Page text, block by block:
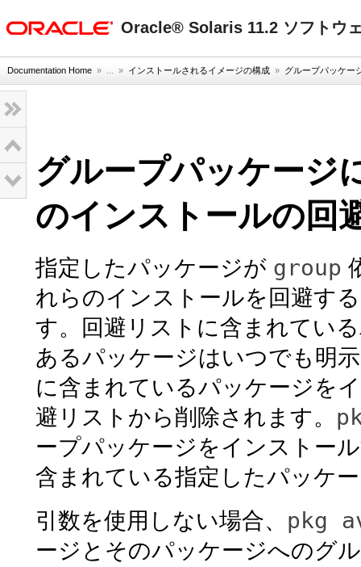
Oracle® Solaris 11.2 ソフトウ
Documentation Home » ... » インストールされるイメージの構成 » グループパッケー
グループパッケージ
のインストールの回
指定したパッケージが group
れらのインストールを回避す
す。回避リストに含まれてい
あるパッケージはいつでも明
に含まれているパッケージを
避リストから削除されます。
ープパッケージをインストー
含まれている指定したパッケ
引数を使用しない場合、 pkg
ージとそのパッケージへのグ